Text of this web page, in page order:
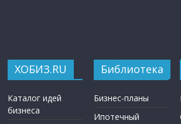
ХОБИЗ.RU
Каталог идей
бизнеса
Библиотека
Бизнес-планы
Ипотечный